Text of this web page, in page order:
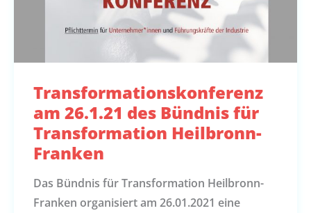
Transformationskonferenz
am 26.1.21 des Bündnis für
Transformation Heilbronn-
Franken
Das Bündnis für Transformation Heilbronn-
Franken organisiert am 26.01.2021 eine